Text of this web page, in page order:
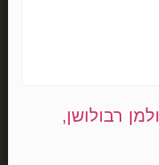
רבולושן,